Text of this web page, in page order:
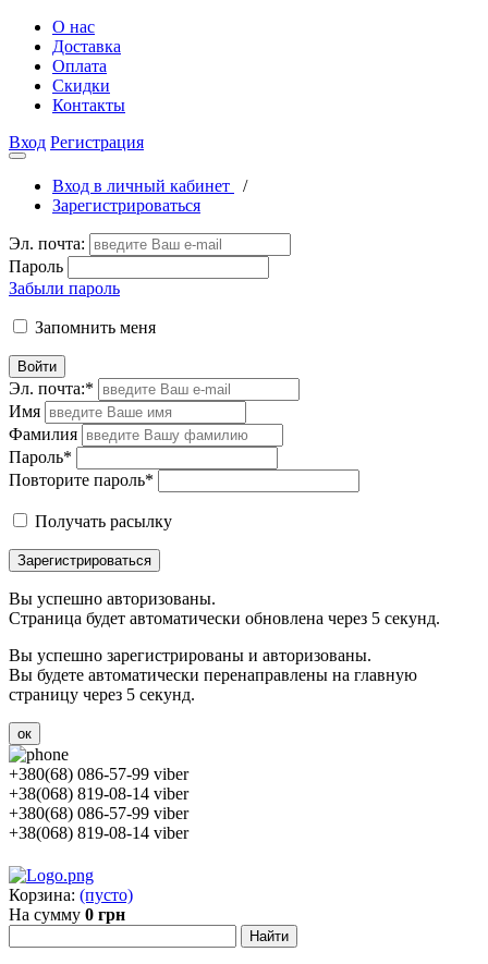
О нас
Доставка
Оплата
Скидки
Контакты
Вход Регистрация
Вход в личный кабинет
/
Зарегистрироваться
Эл. почта:
Пароль
Забыли пароль
Запомнить меня
Войти
Эл. почта:*
Имя
Фамилия
Пароль*
Повторите пароль*
Получать расылку
Зарегистрироваться
Вы успешно авторизованы.
Страница будет автоматически обновлена через 5 секунд.
Вы успешно зарегистрированы и авторизованы.
Вы будете автоматически перенаправлены на главную
страницу через 5 секунд.
ок
+380(68) 086-57-99 viber
+38(068) 819-08-14 viber
+380(68) 086-57-99 viber
+38(068) 819-08-14 viber
Корзина: (пусто)
На сумму 0 грн